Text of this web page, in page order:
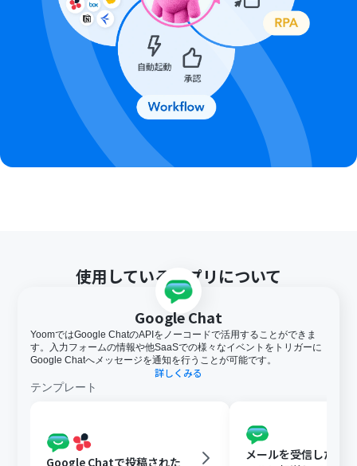
イアルを行うことが可能です。無料トライアル中には制限
対象のアプリや機能（オペレーション）を使用すること
ができます。詳しくは、
料金プラン
のページをご参照くだ
さい。
使用しているアプリについて
Google Chat
YoomではGoogle ChatのAPIをノーコードで活用することができま
す。入力フォームの情報や他SaaSでの様々なイベントをトリガーに
Google Chatへメッセージを通知を行うことが可能です。
詳しくみる
テンプレート
Google Chatで投稿された
メールを受信したら